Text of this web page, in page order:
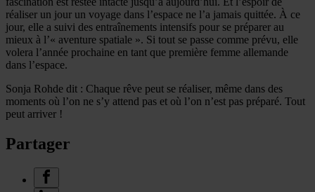
réaliser un jour un voyage dans l’espace ne l’a jamais quittée. À ce
jour, elle a suivi des entraînements intensifs pour se préparer au
mieux à l’« aventure spatiale ». Si tout se passe comme prévu, elle
volera l’année prochaine en tant que première femme allemande
dans l’espace.
Sonja Rohde dit : Chaque rêve peut se réaliser, même dans des
moments où l’on ne s’y attend pas et où l’on n’est pas préparé. Tout
peut arriver !
Partager